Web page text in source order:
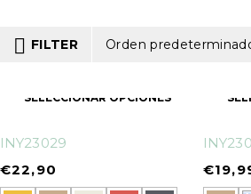
FILTER Orden
SELECCIONAR OPCIONES
INY23029
€22,90
€